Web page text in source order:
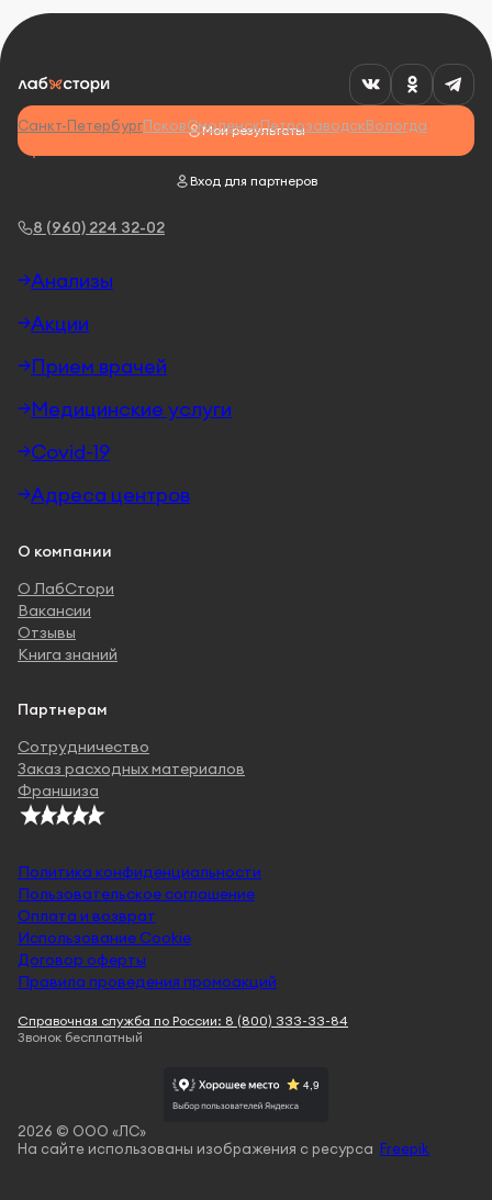
8 (960) 224 32-02
Мои результаты
Вход для партнеров
Санкт-ПетербургПсковСмоленскПетрозаводскВологда
Анализы
Акции
Прием врачей
Медицинские услуги
Covid-19
Адреса центров
О компании
О ЛабСтори
Вакансии
Отзывы
Книга знаний
Партнерам
Сотрудничество
Заказ расходных материалов
Франшиза
Политика конфиденциальности
Пользовательское соглашение
Оплата и возврат
Использование Cookie
Договор оферты
Правила проведения промоакций
2026 © ООО «ЛС»
На сайте использованы изображения с ресурса Freepik
Справочная служба по России: 8 (800) 333-33-84
Звонок бесплатный